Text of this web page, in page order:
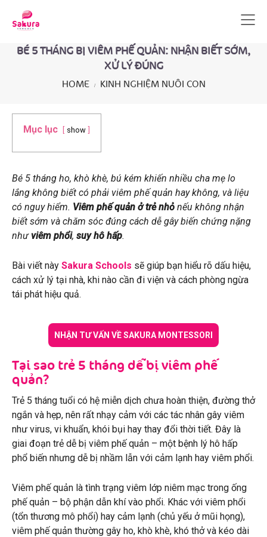
BÉ 5 THÁNG BỊ VIÊM PHẾ QUẢN: NHẬN BIẾT SỚM,
XỬ LÝ ĐÚNG
HOME KINH NGHIỆM NUÔI CON
Mục lục show
Bé 5 tháng ho, khò khè, bú kém khiến nhiều cha mẹ lo
lắng không biết có phải viêm phế quản hay không, và liệu
có nguy hiểm. Viêm phế quản ở trẻ nhỏ nếu không nhận
biết sớm và chăm sóc đúng cách dễ gây biến chứng nặng
nhưviêm phổi, suy hô hấp.
Bài viết này Sakura Schools sẽ giúp bạn hiểu rõ dấu hiệu,
cách xử lý tại nhà, khi nào cần đi viện và cách phòng ngừa
tái phát hiệu quả.
NHẬN TƯ VẤN VỀ SAKURA MONTESSORI
Tại sao trẻ 5 tháng dễ bị viêm phế
quản?
Trẻ 5 tháng tuổi có hệ miễn dịch chưa hoàn thiện, đường thở
ngắn và hẹp, nên rất nhạy cảm với các tác nhân gây viêm
như virus, vi khuẩn, khói bụi hay thay đổi thời tiết. Đây là
giai đoạn trẻ dễ bị viêm phế quản – một bệnh lý hô hấp
phổ biến nhưng dễ bị nhầm lẫn với cảm lạnh hay viêm phổi.
Viêm phế quản là tình trạng viêm lớp niêm mạc trong ống
phế quản – bộ phận dẫn khí vào phổi. Khác với viêm phổi
(tổn thương mô phổi) hay cảm lạnh (chủ yếu ở mũi họng),
viêm phế quản thường gây ho, khò khè, khó thở và kéo dài